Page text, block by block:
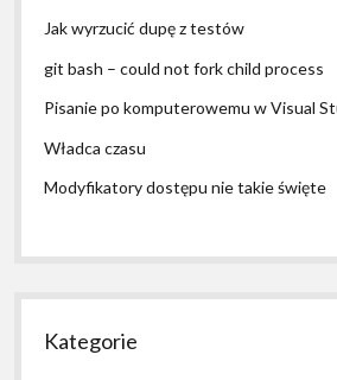
Jak wyrzucić dupę z testów
git bash – could not fork child process
Pisanie po komputerowemu w Visual
Władca czasu
Modyfikatory dostępu nie takie święte
Kategorie